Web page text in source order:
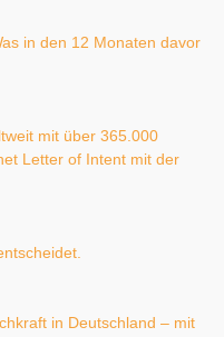
in den 12 Monaten davor
mit über 365.000
Letter of Intent mit der
in Deutschland – mit